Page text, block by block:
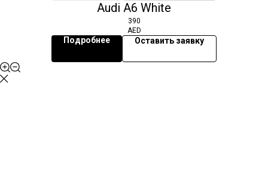
Audi A6 White
390
AED
Подробнее Оставить заявку